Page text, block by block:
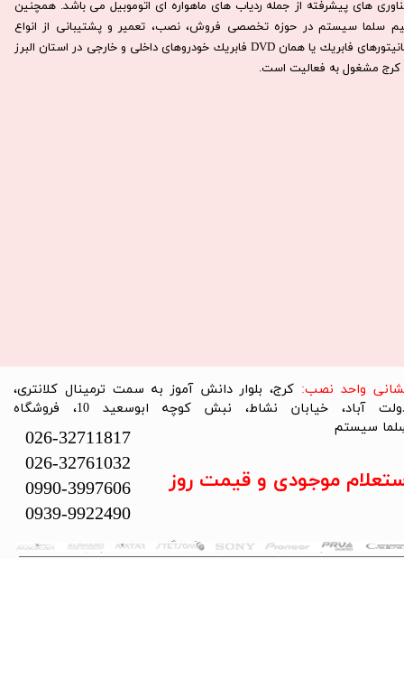
های پیشرفته از جمله ردیاب های ماهواره ای اتوموبیل می باشد. همچنين
سلما سيستم در حوزه تخصصی فروش، نصب، تعمير و پشتيبانی از انواع
مانيتورهای فابريك يا همان DVD فابريك خودروهای داخلی و خارجی در استان البرز
كرج مشغول به فعاليت است.​​​​​​​
تمام حقوق این سایت متعلق به فروشگاه سلما سیستم می‌باشد.
واحد نصب: کرج، بلوار دانش آموز به سمت ترمینال کلانتری،
دولت آباد، خیابان نشاط، نبش کوچه ابوسعید 10، فروشگاه
سیستم​​​​​​​
026-32711817
026-32761032
0990-3997606
0939-9922490
موجودی و قیمت روز